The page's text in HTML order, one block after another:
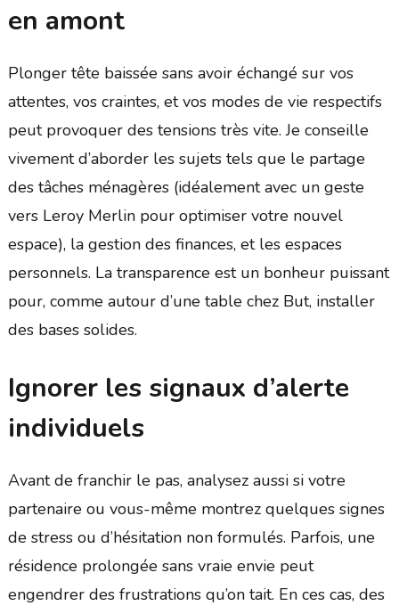
en amont
Plonger tête baissée sans avoir échangé sur vos
attentes, vos craintes, et vos modes de vie respectifs
peut provoquer des tensions très vite. Je conseille
vivement d’aborder les sujets tels que le partage
des tâches ménagères (idéalement avec un geste
vers Leroy Merlin pour optimiser votre nouvel
espace), la gestion des finances, et les espaces
personnels. La transparence est un bonheur puissant
pour, comme autour d’une table chez But, installer
des bases solides.
Ignorer les signaux d’alerte
individuels
Avant de franchir le pas, analysez aussi si votre
partenaire ou vous-même montrez quelques signes
de stress ou d’hésitation non formulés. Parfois, une
résidence prolongée sans vraie envie peut
engendrer des frustrations qu’on tait. En ces cas, des